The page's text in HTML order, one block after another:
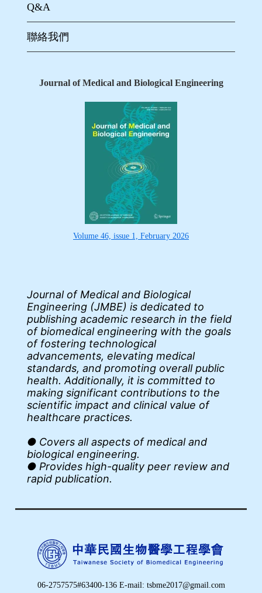
Q&A
聯絡我們
Journal of Medical and Biological Engineering
Volume 46, issue 1, February 2026
Journal of Medical and Biological
Engineering (JMBE) is dedicated to
publishing academic research in the field
of biomedical engineering with the goals
of fostering technological
advancements, elevating medical
standards, and promoting overall public
health. Additionally, it is committed to
making significant contributions to the
scientific impact and clinical value of
healthcare practices.
● Covers all aspects of medical and
biological engineering.
● Provides high-quality peer review and
rapid publication.
06-2757575#63400-136 E-mail: tsbme2017@gmail.com